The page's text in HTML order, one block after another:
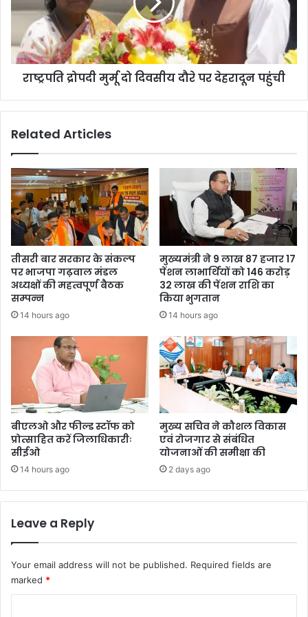
राष्ट्रपति द्रोपदी मुर्मू दो दिवसीय दौरे पर देहरादून पहुंची
Related Articles
तीसरी बार सरकार के संकल्प
पर भाजपा गढ़वाल मंडल
अध्यक्षों की महत्वपूर्ण बैठक
सम्पन्न
14 hours ago
मुख्यमंत्री ने 9 लाख 87 हजार 17
पेंशन लाभार्थियों को 146 करोड़
32 लाख की पेंशन राशि का
किया भुगतान
14 hours ago
बीएलओ और फील्ड स्टॉफ को
प्रोत्साहित करें जिलाधिकारीः
सीईओ
14 hours ago
मुख्य सचिव ने कौशल विकास
एवं रोजगार से संबंधित
योजनाओं की समीक्षा की
2 days ago
Leave a Reply
Your email address will not be published. Required fields are
marked *